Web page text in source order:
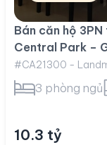
Bán căn hộ
Central Park –
#CA21300 -
3 phòng ngủ
10.3 tỷ